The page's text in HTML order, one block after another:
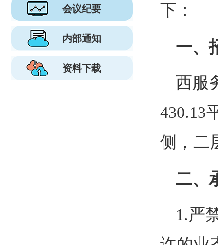
会议纪要
内部通知
资料下载
下：
一、
西服
430.13
侧，二
二、
1.严